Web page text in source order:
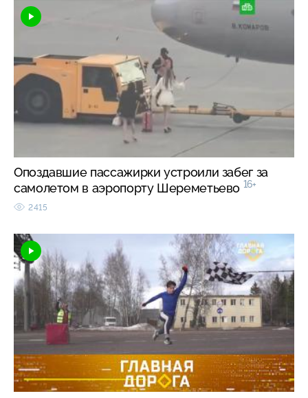
Опоздавшие пассажирки устроили забег за
самолетом в аэропорту Шереметьево 16+
2415